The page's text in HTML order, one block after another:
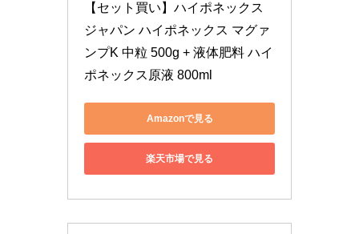
【セット買い】ハイポネックス
ジャパン ハイポネックス マグァ
ンプK 中粒 500g + 液体肥料 ハイ
ポネックス原液 800ml
Amazonで見る
楽天市場で見る